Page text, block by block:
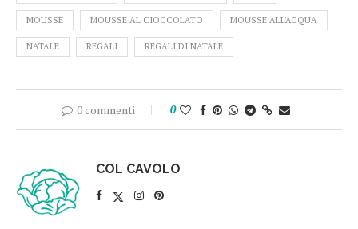
MOUSSE MOUSSE AL CIOCCOLATO MOUSSE ALL'ACQUA
NATALE REGALI REGALI DI NATALE
0 commenti 0
COL CAVOLO